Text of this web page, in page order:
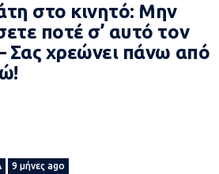
στο κινητό: Μην
ποτέ σ’ αυτό τον
Σας χρεώνει πάνω από
9 μήνες ago